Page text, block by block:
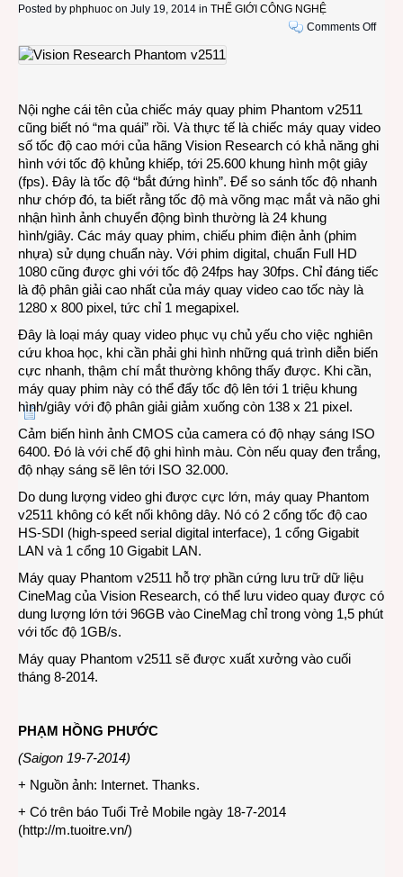
Posted by phphuoc on July 19, 2014 in THẾ GIỚI CÔNG NGHỆ
Comments Offon
độ
như
hơn
Nội nghe cái tên của chiếc máy quay phim Phantom v2511
cũng biết nó “ma quái” rồi. Và thực tế là chiếc máy quay video
số tốc độ cao mới của hãng Vision Research có khả năng ghi
hình với tốc độ khủng khiếp, tới 25.600 khung hình một giây
(fps). Đây là tốc độ “bắt đứng hình”. Để so sánh tốc độ nhanh
như chớp đó, ta biết rằng tốc độ mà võng mạc mắt và não ghi
nhận hình ảnh chuyển động bình thường là 24 khung
hình/giây. Các máy quay phim, chiếu phim điện ảnh (phim
nhựa) sử dụng chuẩn này. Với phim digital, chuẩn Full HD
1080 cũng được ghi với tốc độ 24fps hay 30fps. Chỉ đáng tiếc
là độ phân giải cao nhất của máy quay video cao tốc này là
1280 x 800 pixel, tức chỉ 1 megapixel.
Đây là loại máy quay video phục vụ chủ yếu cho việc nghiên
cứu khoa học, khi cần phải ghi hình những quá trình diễn biến
cực nhanh, thậm chí mắt thường không thấy được. Khi cần,
máy quay phim này có thể đẩy tốc độ lên tới 1 triệu khung
hình/giây với độ phân giải giảm xuống còn 138 x 21 pixel.
Cảm biến hình ảnh CMOS của camera có độ nhạy sáng ISO
6400. Đó là với chế độ ghi hình màu. Còn nếu quay đen trắng,
độ nhạy sáng sẽ lên tới ISO 32.000.
Do dung lượng video ghi được cực lớn, máy quay Phantom
v2511 không có kết nối không dây. Nó có 2 cổng tốc độ cao
HS-SDI (high-speed serial digital interface), 1 cổng Gigabit
LAN và 1 cổng 10 Gigabit LAN.
Máy quay Phantom v2511 hỗ trợ phần cứng lưu trữ dữ liệu
CineMag của Vision Research, có thể lưu video quay được có
dung lượng lớn tới 96GB vào CineMag chỉ trong vòng 1,5 phút
với tốc độ 1GB/s.
Máy quay Phantom v2511 sẽ được xuất xưởng vào cuối
tháng 8-2014.
PHẠM HỒNG PHƯỚC
(Saigon 19-7-2014)
+ Nguồn ảnh: Internet. Thanks.
+ Có trên báo Tuổi Trẻ Mobile ngày 18-7-2014
(http://m.tuoitre.vn/)